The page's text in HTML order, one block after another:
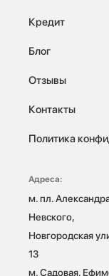
Кредит
Блог
Отзывы
Контакты
Политика
Адреса:
м. пл.
Невского,
Новгородская
13
м. Садовая,